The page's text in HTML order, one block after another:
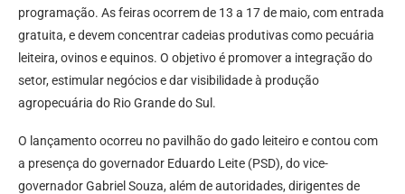
programação. As feiras ocorrem de 13 a 17 de maio, com entrada
gratuita, e devem concentrar cadeias produtivas como pecuária
leiteira, ovinos e equinos. O objetivo é promover a integração do
setor, estimular negócios e dar visibilidade à produção
agropecuária do Rio Grande do Sul.
O lançamento ocorreu no pavilhão do gado leiteiro e contou com
a presença do governador Eduardo Leite (PSD), do vice-
governador Gabriel Souza, além de autoridades, dirigentes de